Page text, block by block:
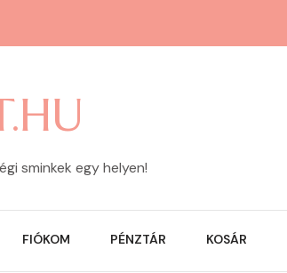
sminkek egy helyen!
FIÓKOM PÉNZTÁR KOSÁR